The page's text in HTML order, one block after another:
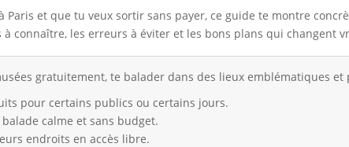
et que tu veux sortir sans payer, ce guide te montre
connaître, les erreurs à éviter et les bons plans qui changent
gratuitement, te balader dans des lieux emblématiques et
pour certains publics ou certains jours.
calme et sans budget.
endroits en accès libre.